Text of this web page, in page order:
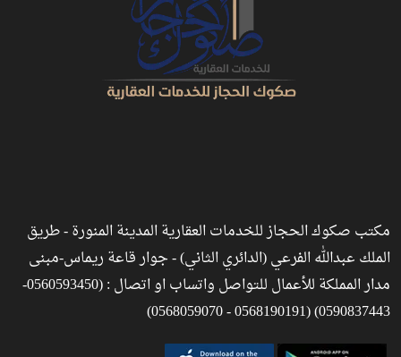
مكتب صكوك الحجاز للخدمات العقارية المدينة المنورة - طريق
الملك عبدالله الفرعي (الدائري الثاني) - جوار قاعة ريماس-مبنى
مدار المملكة للأعمال للتواصل واتساب او اتصال : (0560593450-
0590837443) (0568190191 - 0568059070)